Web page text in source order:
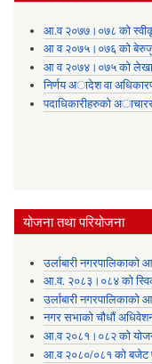
आ.व २०७७।०७८ को
आ व २०७५।०७६ को बेरुजु
आ व २०७४।०७५ काे
निर्णय अादेश वा
पदाधिकारीहरुको
योजना तथा परियोजना
उर्लाबारी
आ.व. २०८३।०८४ को
उर्लाबारी
नगर सभाको चौधौं
आ.व २०८१।०८२ को
आ.व २०८०/०८१ को बजेट